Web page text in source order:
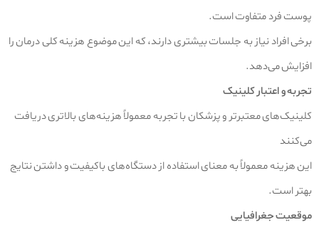
پوست فرد متفاوت است.
برخی افراد نیاز به جلسات بیشتری دارند، که این موضوع هزینه کلی درمان را
افزایش می‌دهد.
تجربه و اعتبار کلینیک
کلینیک‌های معتبرتر و پزشکان با تجربه معمولاً هزینه‌های بالاتری دریافت
می‌کنند
این هزینه معمولاً به معنای استفاده از دستگاه‌های باکیفیت و داشتن نتایج
بهتر است.
موقعیت جغرافیایی